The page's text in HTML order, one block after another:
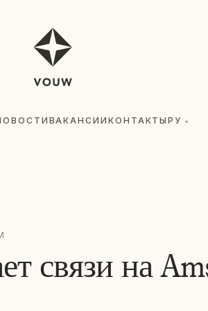
ВАКАНСИИ КОНТАКТЫРУ ▾
связи на